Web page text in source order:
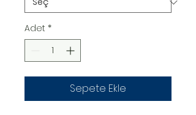
Adet *
Sepete Ekle